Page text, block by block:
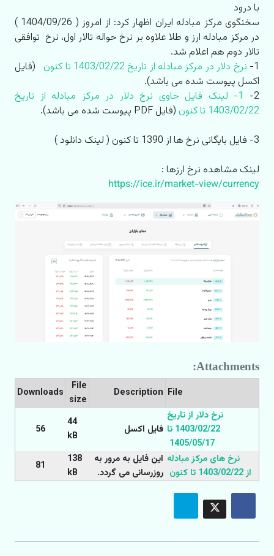
با درود
سخنگوی مرکز مبادله ایران اظهار کرد: از امروز ( 1404/09/26 )
در مرکز مبادله ارز و طلا علاوه بر نرخ حواله تالار اول، نرخ توافقی
تالار دوم هم اعلام شد.
1- نرخ دلار در مرکز مبادله از تاریخ 1403/02/22 تا کنون
(فایل
اکسل پیوست شده می باشد).
2-
1- لینک فایل حاوی نرخ دلار در مرکز مبادله از تاریخ
1403/02/22 تا کنون
(فایل PDF پیوست شده می باشد).
3- فایل بایگانی نرخ ها از 1390 تا کنون ( لینک دانلود )
لینک مشاهده نرخ ارزها :
https://ice.ir/market-view/currency
Attachments:
File
Description
File
size
Downloads
نرخ دلار از تاریخ
1403/02/22 تا
1405/05/17
فایل اکسل
44
kB
56
نرخ های مرکز مبادله
از 1403/02/22 تا کنون
این فایل به مرور به
روزرسانی می گردد.
138
kB
81